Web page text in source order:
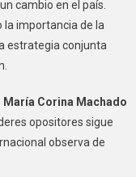
cambio en el país.
la importancia de la
estrategia conjunta
María Corina Machado
opositores sigue
observa de